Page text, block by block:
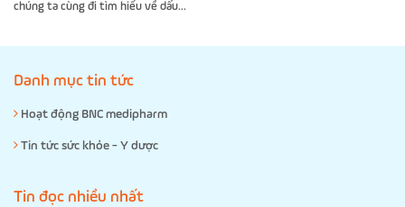
chúng ta cùng đi tìm hiểu về dấu...
Danh mục tin tức
Hoạt động BNC medipharm
Tin tức sức khỏe - Y dược
Tin đọc nhiều nhất